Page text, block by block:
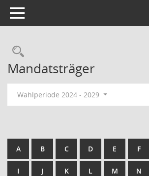
Toggle navigation
Rechercheauswahl
Mandatsträger
Wahlperiode 2024 - 2029
A B C D E F
I J K L M N